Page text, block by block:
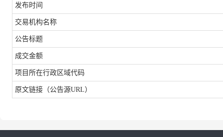
发布时间
交易机构名称
公告标题
成交金额
项目所在行政区域代码
原文链接（公告源URL）